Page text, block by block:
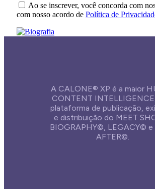
Ao se inscrever, você concorda com
com nosso acordo de Política de
A CALONE® XP é a maior
CONTENT
plataforma de publicação,
e distribuição do MEET
BIOGRAPHY©, LEGACY© e
AFTER©.